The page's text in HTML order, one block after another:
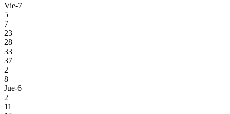
Vie-7
5
7
23
28
33
37
2
8
Jue-6
2
11